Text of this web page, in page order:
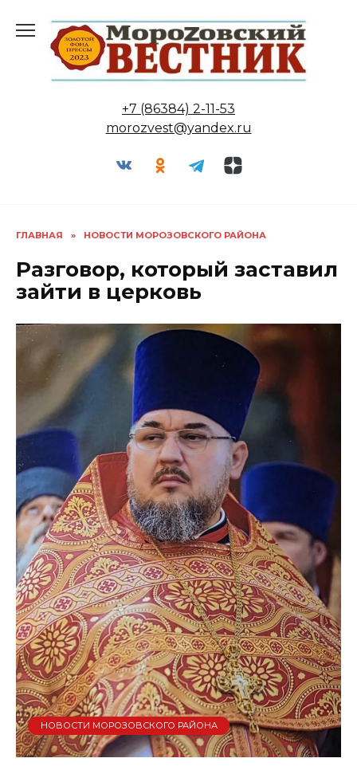
содержанию
+7 (86384) 2-11-53
morozvest@yandex.ru
ГЛАВНАЯ » НОВОСТИ МОРОЗОВСКОГО РАЙОНА
Разговор, который заставил
зайти в церковь
НОВОСТИ МОРОЗОВСКОГО РАЙОНА